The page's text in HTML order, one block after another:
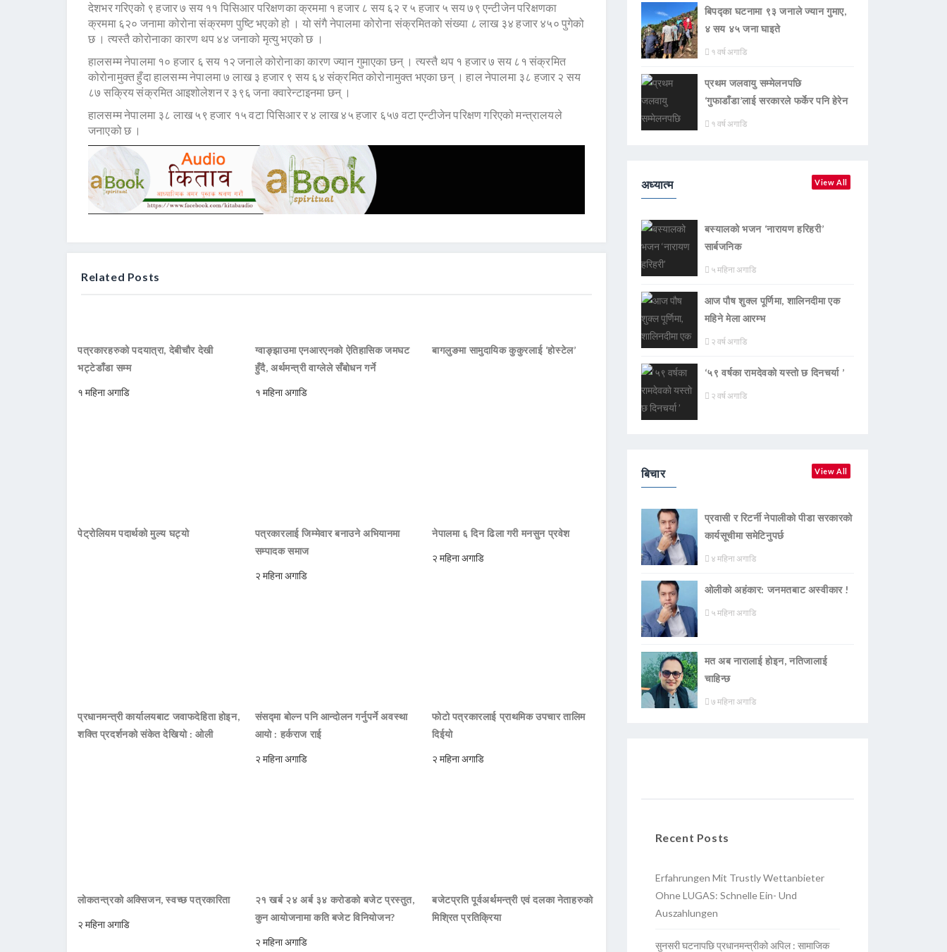
देशभर गरिएको ९ हजार ७ सय ११ पिसिआर परिक्षणका क्रममा १ हजार ८ सय ६२ र ५ हजार ५ सय ७९ एन्टीजेन परिक्षणका
क्रममा ६२० जनामा कोरोना संक्रमण पुष्टि भएको हो । यो संगै नेपालमा कोरोना संक्रमितको संख्या ८ लाख ३४ हजार ४५० पुगेको
छ । त्यस्तै कोरोनाका कारण थप ४४ जनाको मृत्यु भएको छ ।
हालसम्म नेपालमा १० हजार ६ सय १२ जनाले कोरोनाका कारण ज्यान गुमाएका छन् । त्यस्तै थप १ हजार ७ सय ८१ संक्रमित
कोरोनामुक्त हुँदा हालसम्म नेपालमा ७ लाख ३ हजार ९ सय ६४ संक्रमित कोरोनामुक्त भएका छन् । हाल नेपालमा ३८ हजार २ सय
८७ सक्रिय संक्रमित आइशोलेशन र ३९६ जना क्वारेन्टाइनमा छन् ।
हालसम्म नेपालमा ३८ लाख ५९ हजार १५ वटा पिसिआर र ४ लाख ४५ हजार ६५७ वटा एन्टीजेन परिक्षण गरिएको मन्त्रालयले
जनाएको छ ।
Related Posts
पत्रकारहरुको पदयात्रा, देबीचौर देखी
भट्टेडाँडा सम्म
१ महिना अगाडि
ग्वाङ्झाउमा एनआरएनको ऐतिहासिक जमघट
हुँदै, अर्थमन्त्री वाग्लेले सँबोधन गर्ने
१ महिना अगाडि
बागलुङमा सामुदायिक कुकुरलाई ‘होस्टेल’
पेट्रोलियम पदार्थको मुल्य घट्यो
पत्रकारलाई जिम्मेवार बनाउने अभियानमा
सम्पादक समाज
२ महिना अगाडि
नेपालमा ६ दिन ढिला गरी मनसुन प्रवेश
२ महिना अगाडि
प्रधानमन्त्री कार्यालयबाट जवाफदेहिता होइन,
शक्ति प्रदर्शनको संकेत देखियो : ओली
संसद्मा बोल्न पनि आन्दोलन गर्नुपर्ने अवस्था
आयो : हर्कराज राई
२ महिना अगाडि
फोटो पत्रकारलाई प्राथमिक उपचार तालिम
दिईयो
२ महिना अगाडि
लोकतन्त्रको अक्सिजन, स्वच्छ पत्रकारिता
२ महिना अगाडि
२१ खर्ब २४ अर्ब ३४ करोडको बजेट प्रस्तुत,
कुन आयोजनामा कति बजेट विनियोजन?
२ महिना अगाडि
बजेटप्रति पूर्वअर्थमन्त्री एवं दलका नेताहरुको
मिश्रित प्रतिक्रिया
बिपद्का घटनामा ९३ जनाले ज्यान गुमाए,
४ सय ४५ जना घाइते
१ वर्ष अगाडि
प्रथम जलवायु सम्मेलनपछि
‘गुफाडाँडा’लाई सरकारले फर्केर पनि हेरेन
१ वर्ष अगाडि
अध्यात्म View All
बस्यालको भजन ‘नारायण हरिहरी’
सार्बजनिक
५ महिना अगाडि
आज पौष शुक्ल पूर्णिमा, शालिनदीमा एक
महिने मेला आरम्भ
२ वर्ष अगाडि
‘५९ वर्षका रामदेवकाे यस्ताे छ दिनचर्या ’
२ वर्ष अगाडि
बिचार View All
प्रवासी र रिटर्नी नेपालीको पीडा सरकारको
कार्यसूचीमा समेटिनुपर्छ
४ महिना अगाडि
ओलीको अहंकार: जनमतबाट अस्वीकार !
५ महिना अगाडि
मत अब नारालाई होइन, नतिजालाई
चाहिन्छ
७ महिना अगाडि
Recent Posts
Erfahrungen Mit Trustly Wettanbieter
Ohne LUGAS: Schnelle Ein- Und
Auszahlungen
सुनसरी घटनापछि प्रधानमन्त्रीको अपिल : सामाजिक